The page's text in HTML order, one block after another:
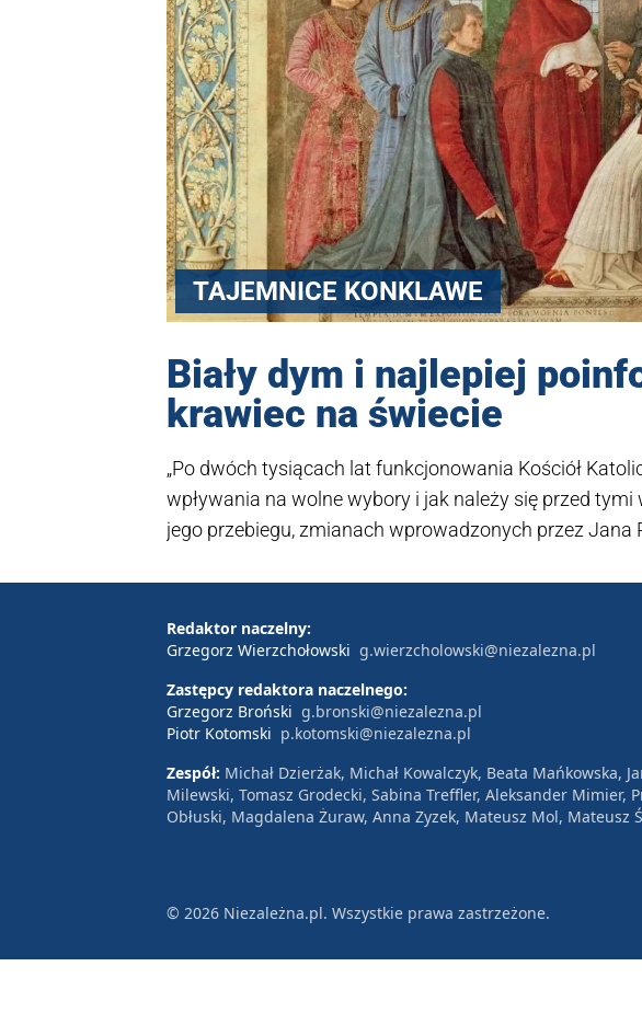
TAJEMNICE KONKLAWE
Biały dym i najlepiej
krawiec na świecie
„Po dwóch tysiącach lat funkcjonowania Kościół
wpływania na wolne wybory i jak należy się przed tymi
jego przebiegu, zmianach wprowadzonych przez Jana
Przemysław Śliwiński, autor książki „Konklawe.
Redaktor naczelny:
Grzegorz Wierzchołowski g.wierzcholowski@niezalezna.pl
Zastępcy redaktora naczelnego:
Grzegorz Broński g.bronski@niezalezna.pl
Piotr Kotomski p.kotomski@niezalezna.pl
Zespół: Michał Dzierżak, Michał Kowalczyk, Beata Mańkowska,
Milewski, Tomasz Grodecki, Sabina Treffler, Aleksander Mimier,
Obłuski, Magdalena Żuraw, Anna Zyzek, Mateusz Mol, Mateusz
© 2026 Niezależna.pl. Wszystkie prawa zastrzeżone.